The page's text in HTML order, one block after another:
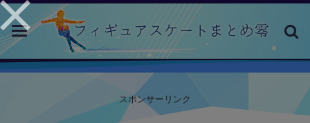
toggle
navigation
スポンサーリンク